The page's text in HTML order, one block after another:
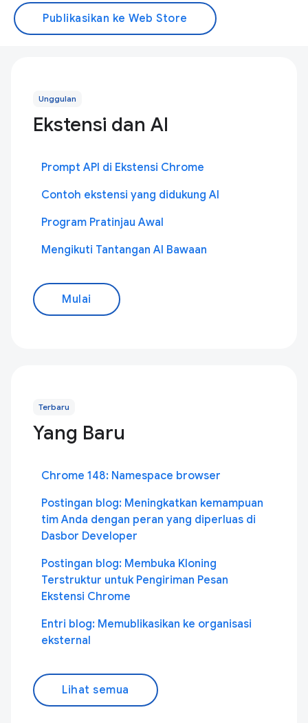
Publikasikan ke Web Store
Unggulan
Ekstensi dan AI
Prompt API di Ekstensi Chrome
Contoh ekstensi yang didukung AI
Program Pratinjau Awal
Mengikuti Tantangan AI Bawaan
Mulai
Terbaru
Yang Baru
Chrome 148: Namespace browser
Postingan blog: Meningkatkan kemampuan
tim Anda dengan peran yang diperluas di
Dasbor Developer
Postingan blog: Membuka Kloning
Terstruktur untuk Pengiriman Pesan
Ekstensi Chrome
Entri blog: Memublikasikan ke organisasi
eksternal
Lihat semua